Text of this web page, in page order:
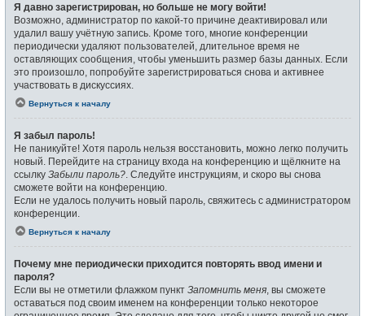
Я давно зарегистрирован, но больше не могу войти!
Возможно, администратор по какой-то причине деактивировал или
удалил вашу учётную запись. Кроме того, многие конференции
периодически удаляют пользователей, длительное время не
оставляющих сообщения, чтобы уменьшить размер базы данных. Если
это произошло, попробуйте зарегистрироваться снова и активнее
участвовать в дискуссиях.
Вернуться к началу
Я забыл пароль!
Не паникуйте! Хотя пароль нельзя восстановить, можно легко получить
новый. Перейдите на страницу входа на конференцию и щёлкните на
ссылку Забыли пароль? . Следуйте инструкциям, и скоро вы снова
сможете войти на конференцию.
Если не удалось получить новый пароль, свяжитесь с администратором
конференции.
Вернуться к началу
Почему мне периодически приходится повторять ввод имени и
пароля?
Если вы не отметили флажком пункт Запомнить меня , вы сможете
оставаться под своим именем на конференции только некоторое